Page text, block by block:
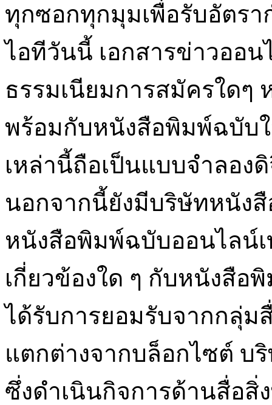
ทุกซอกทุกมุมเพื่อรับอัตรา
ไอทีวันนี้ เอกสารข่าวออ
ธรรมเนียมการสมัครใด
พร้อมกับหนังสือพิมพ์ฉบับให
เหล่านี้ถือเป็นแบบจำลอง
นอกจากนี้ยังมีบริษัทหนัง
หนังสือพิมพ์ฉบับออนไลน์
เกี่ยวข้องใด ๆ กับหนังสื
ได้รับการยอมรับจากกลุ่ม
แตกต่างจากบล็อกไซต์ บ
ซึ่งดำเนินกิจการด้านสื่อสิ่